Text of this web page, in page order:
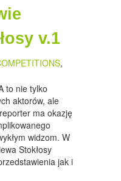
v.1
,
to nie tylko
aktorów, ale
ma okazję
widzom. W
Stokłosy
jak i